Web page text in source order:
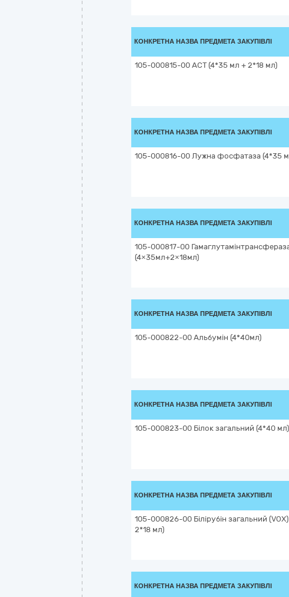
КОНКРЕТНА НАЗВА ПРЕДМЕТА ЗАКУПІВЛІ
105-000815-00 АСТ (4*35 мл + 2*18 мл)
КОНКРЕТНА НАЗВА ПРЕДМЕТА ЗАКУПІВЛІ
105-000816-00 Лужна фосфатаза (4*35
КОНКРЕТНА НАЗВА ПРЕДМЕТА ЗАКУПІВЛІ
105-000817-00
(4×35мл+2×18мл)
КОНКРЕТНА НАЗВА ПРЕДМЕТА ЗАКУПІВЛІ
105-000822-00 Альбумін (4*40мл)
КОНКРЕТНА НАЗВА ПРЕДМЕТА ЗАКУПІВЛІ
105-000823-00 Білок загальний (4*40 мл)
КОНКРЕТНА НАЗВА ПРЕДМЕТА ЗАКУПІВЛІ
105-000826-00 Білірубін загальний
2*18 мл)
КОНКРЕТНА НАЗВА ПРЕДМЕТА ЗАКУПІВЛІ